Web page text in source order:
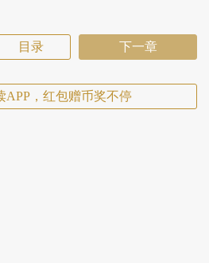
目录 下一章
APP，红包赠币奖不停